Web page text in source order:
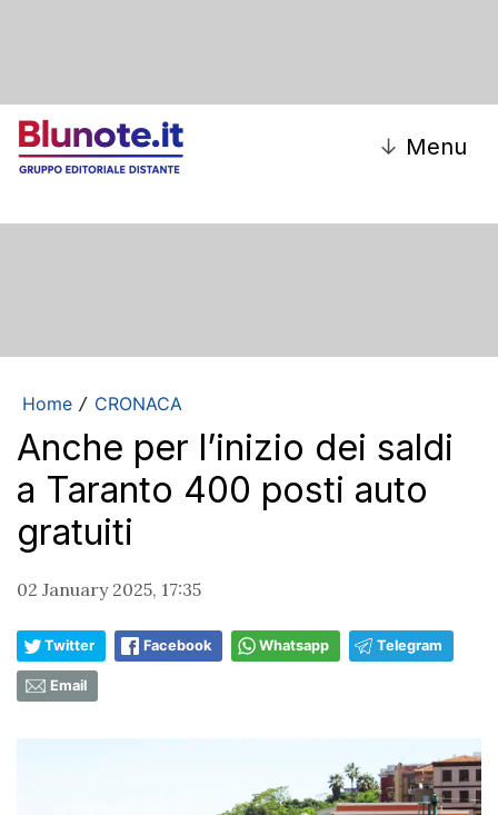
↓ Menu
Home / CRONACA
Anche per l’inizio dei saldi
a Taranto 400 posti auto
gratuiti
02 January 2025, 17:35
Twitter Facebook Whatsapp Telegram
Email